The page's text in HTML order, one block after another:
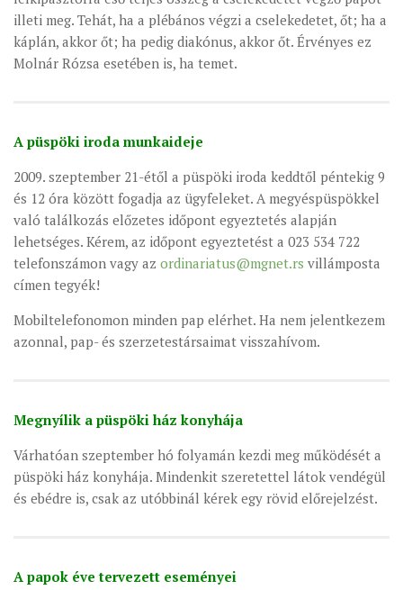
illeti meg. Tehát, ha a plébános végzi a cselekedetet, őt; ha a
káplán, akkor őt; ha pedig diakónus, akkor őt. Érvényes ez
Molnár Rózsa esetében is, ha temet.
A püspöki iroda munkaideje
2009. szeptember 21-étől a püspöki iroda keddtől péntekig 9
és 12 óra között fogadja az ügyfeleket. A megyéspüspökkel
való találkozás előzetes időpont egyeztetés alapján
lehetséges. Kérem, az időpont egyeztetést a 023 534 722
telefonszámon vagy az ordinariatus@mgnet.rs villámposta
címen tegyék!
Mobiltelefonomon minden pap elérhet. Ha nem jelentkezem
azonnal, pap- és szerzetestársaimat visszahívom.
Megnyílik a püspöki ház konyhája
Várhatóan szeptember hó folyamán kezdi meg működését a
püspöki ház konyhája. Mindenkit szeretettel látok vendégül
és ebédre is, csak az utóbbinál kérek egy rövid előrejelzést.
A papok éve tervezett eseményei